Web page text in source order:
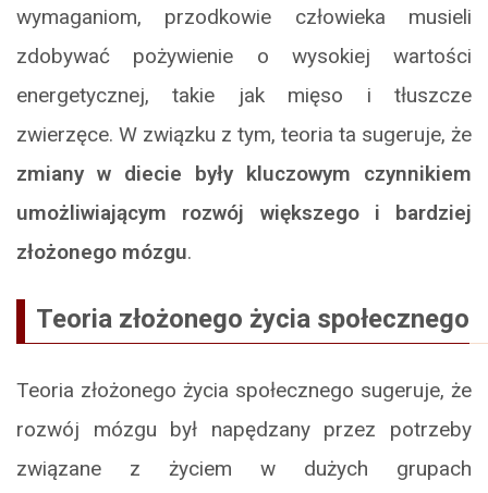
wymaganiom, przodkowie człowieka musieli
zdobywać pożywienie o wysokiej wartości
energetycznej, takie jak mięso i tłuszcze
zwierzęce. W związku z tym, teoria ta sugeruje, że
zmiany w diecie były kluczowym czynnikiem
umożliwiającym rozwój większego i bardziej
złożonego mózgu.
Teoria złożonego życia społecznego
Teoria złożonego życia społecznego sugeruje, że
rozwój mózgu był napędzany przez potrzeby
związane z życiem w dużych grupach